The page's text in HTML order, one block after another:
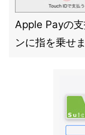
Apple Payの
ンに指を乗せ